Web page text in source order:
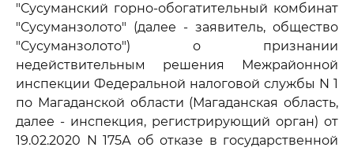
"Сусуманский горно-обогатительный комбинат
"Сусуманзолото" (далее - заявитель, общество
"Сусуманзолото") о признании
недействительным решения Межрайонной
инспекции Федеральной налоговой службы N 1
по Магаданской области (Магаданская область,
далее - инспекция, регистрирующий орган) от
19.02.2020 N 175А об отказе в государственной